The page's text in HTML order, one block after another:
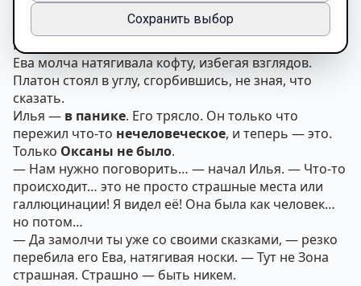
ГЛАВА 9
Распад
Ребята собрались в одной комнате.
Ева молча натягивала кофту, избегая взглядов.
Платон стоял в углу, сгорбившись, не зная, что
сказать.
Илья — в панике. Его трясло. Он только что
пережил что-то нечеловеческое, и теперь — это.
Только Оксаны не было.
— Нам нужно поговорить… — начал Илья. — Что-то
происходит… это не просто страшные места или
галлюцинации! Я видел её! Она была как человек…
но потом…
— Да замолчи ты уже со своими сказками, — резко
перебила его Ева, натягивая носки. — Тут не Зона
страшная. Страшно — быть никем.
Сохранить выбор